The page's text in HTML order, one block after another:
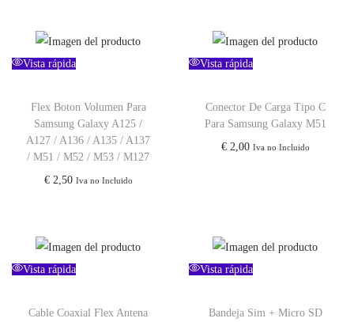
Vista rápida
Flex Boton Volumen Para
Samsung Galaxy A125 /
A127 / A136 / A135 / A137
/ M51 / M52 / M53 / M127
€2,50 Iva no Incluido
Vista rápida
Conector De Carga Tipo C
Para Samsung Galaxy M51
€2,00 Iva no Incluido
Vista rápida
Cable Coaxial Flex Antena
Vista rápida
Bandeja Sim + Micro SD